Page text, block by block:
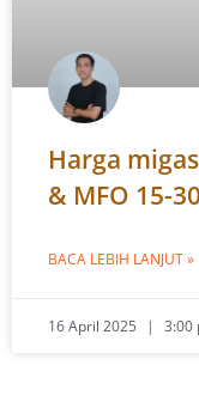
Harga
& MFO 15-
BACA LEBIH LANJUT »
16 April 2025 3:00